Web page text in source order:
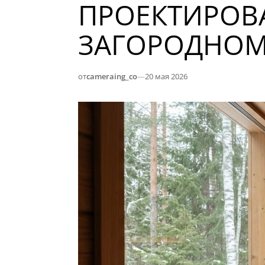
отcameraing_co—20 мая 2026